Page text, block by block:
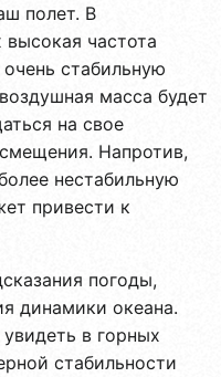
полет. В
частота
стабильную
масса будет
на свое
Напротив,
нестабильную
привести к
погоды,
динамики океана.
в горных
стабильности